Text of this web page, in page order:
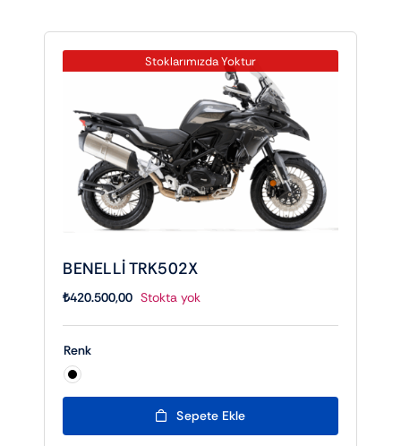
Stoklarımızda Yoktur
BENELLİ TRK502X
₺420.500,00 Stokta yok
Renk
Sepete Ekle